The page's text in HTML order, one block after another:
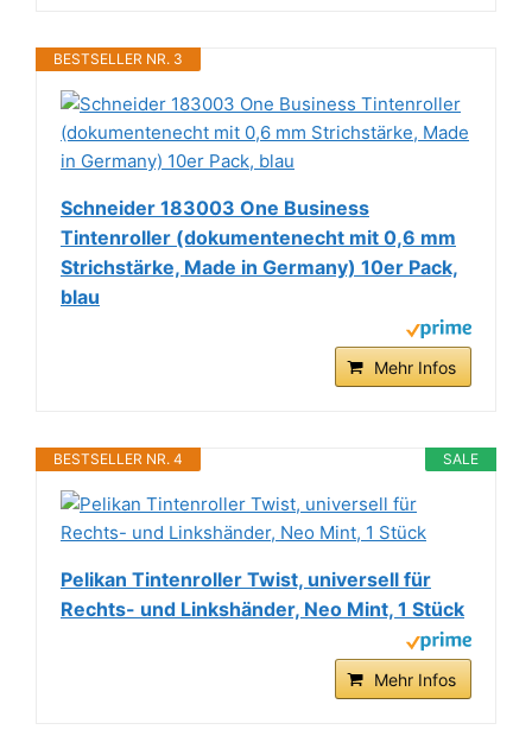
BESTSELLER NR. 3
Schneider 183003 One Business
Tintenroller (dokumentenecht mit 0,6 mm
Strichstärke, Made in Germany) 10er Pack,
blau
Mehr Infos
SALE
BESTSELLER NR. 4
Pelikan Tintenroller Twist, universell für
Rechts- und Linkshänder, Neo Mint, 1 Stück
Mehr Infos